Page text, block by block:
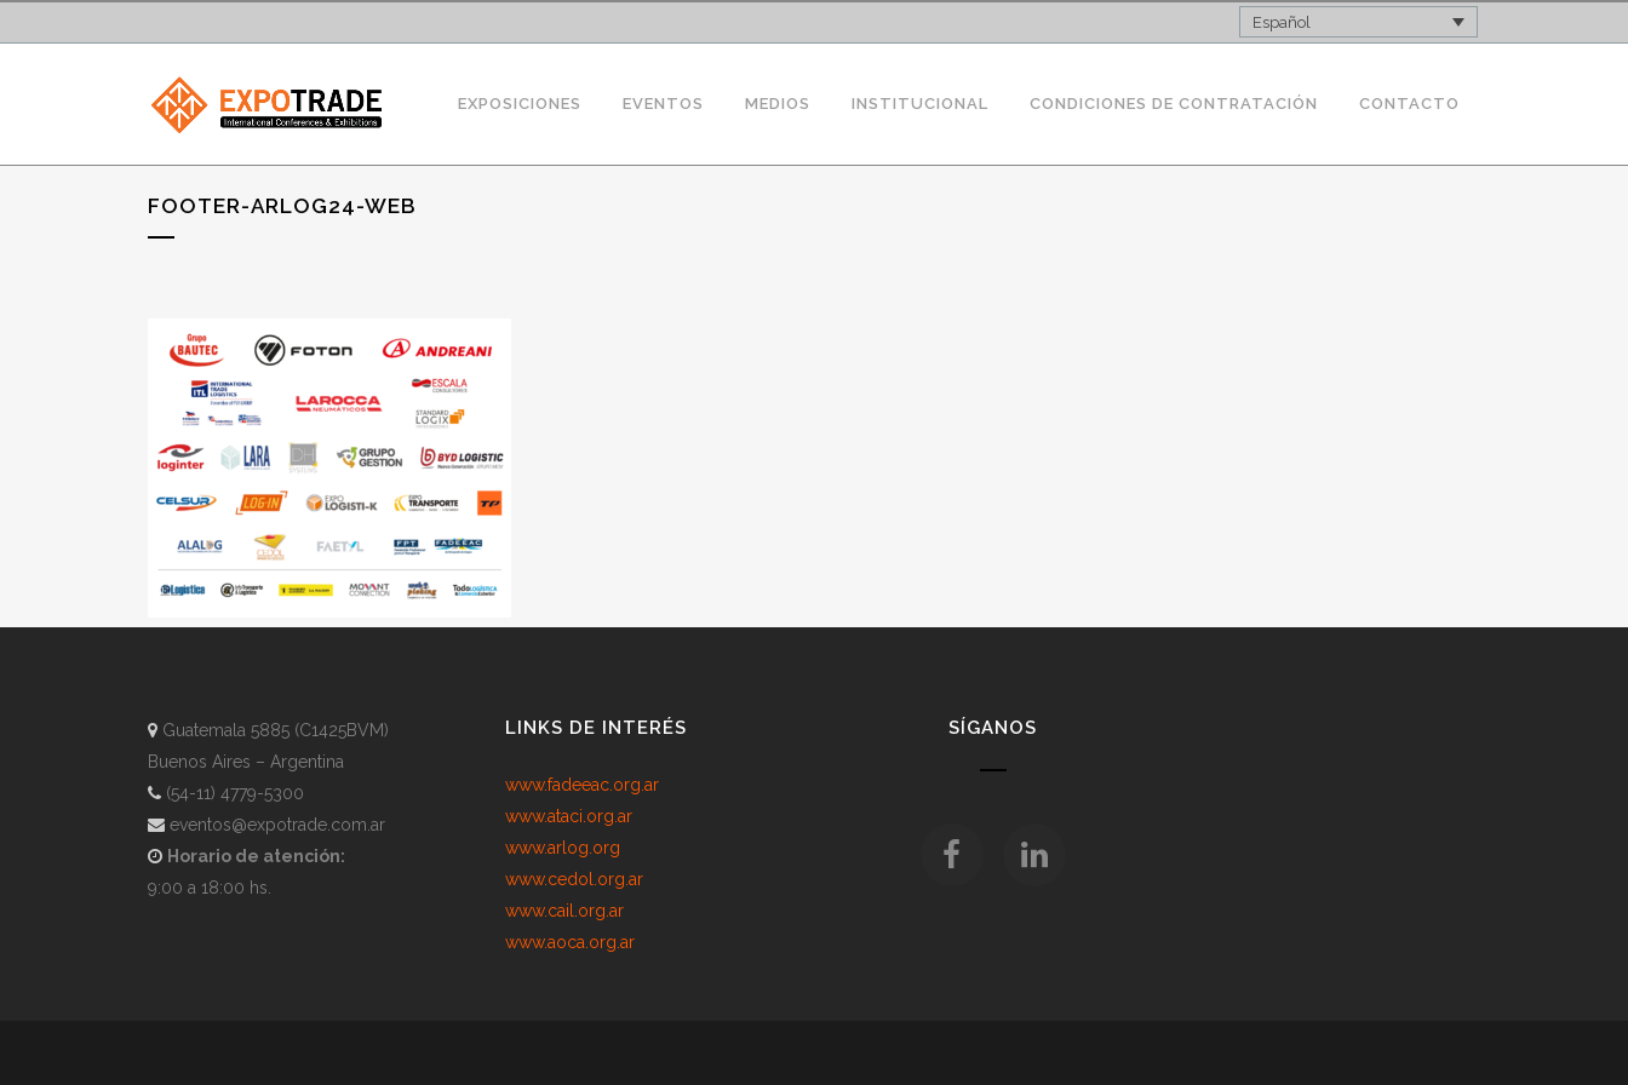
Español
EXPOSICIONES EVENTOS MEDIOS INSTITUCIONAL CONDICIONES DE CONTRATACIÓN CONTACTO
FOOTER-ARLOG24-WEB
Guatemala 5885 (C1425BVM)
Buenos Aires – Argentina
(54-11) 4779-5300
eventos@expotrade.com.ar
Horario de atención:
9:00 a 18:00 hs.
LINKS DE INTERÉS
www.fadeeac.org.ar
www.ataci.org.ar
www.arlog.org
www.cedol.org.ar
www.cail.org.ar
www.aoca.org.ar
SÍGANOS